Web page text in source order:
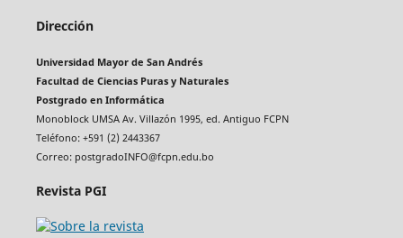
Dirección
Universidad Mayor de San Andrés
Facultad de Ciencias Puras y Naturales
Postgrado en Informática
Monoblock UMSA Av. Villazón 1995, ed. Antiguo FCPN
Teléfono: +591 (2) 2443367
Correo: postgradoINFO@fcpn.edu.bo
Revista PGI